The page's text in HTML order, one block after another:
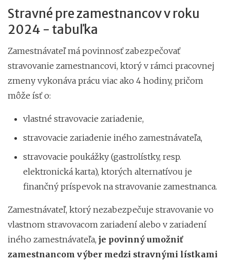
Stravné pre zamestnancov v roku
2024 - tabuľka
Zamestnávateľ má povinnosť zabezpečovať
stravovanie zamestnancovi, ktorý v rámci pracovnej
zmeny vykonáva prácu viac ako 4 hodiny, pričom
môže ísť o:
vlastné stravovacie zariadenie,
stravovacie zariadenie iného zamestnávateľa,
stravovacie poukážky (gastrolístky, resp.
elektronická karta), ktorých alternatívou je
finančný príspevok na stravovanie zamestnanca.
Zamestnávateľ, ktorý nezabezpečuje stravovanie vo
vlastnom stravovacom zariadení alebo v zariadení
iného zamestnávateľa, je povinný umožniť
zamestnancom výber medzi stravnými lístkami